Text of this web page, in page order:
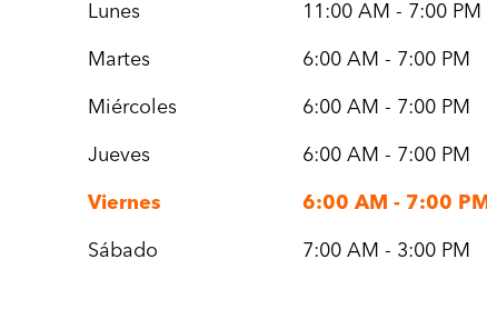
Lunes 11:00 AM - 7:00 PM
Martes 6:00 AM - 7:00 PM
Miércoles 6:00 AM - 7:00 PM
Jueves 6:00 AM - 7:00 PM
Viernes 6:00 AM - 7:00 PM
Sábado 7:00 AM - 3:00 PM